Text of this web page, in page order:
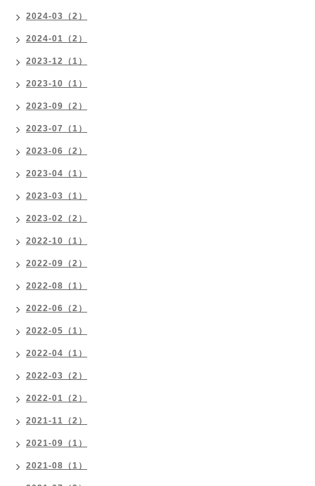
2024-03（2）
2024-01（2）
2023-12（1）
2023-10（1）
2023-09（2）
2023-07（1）
2023-06（2）
2023-04（1）
2023-03（1）
2023-02（2）
2022-10（1）
2022-09（2）
2022-08（1）
2022-06（2）
2022-05（1）
2022-04（1）
2022-03（2）
2022-01（2）
2021-11（2）
2021-09（1）
2021-08（1）